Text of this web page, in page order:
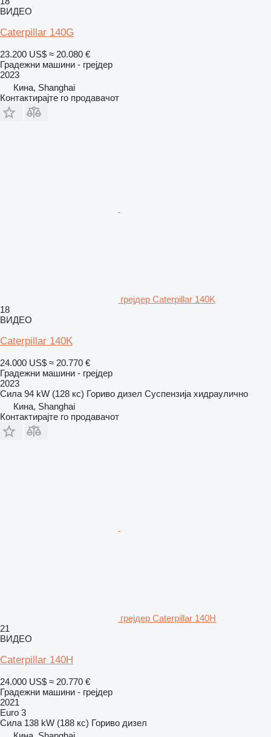
ВИДЕО
Caterpillar 140G
23.200 US$ ≈ 20.080 €
Градежни машини - грејдер
2023
Кина, Shanghai
Контактирајте го продавачот
грејдер Caterpillar 140K
18
ВИДЕО
Caterpillar 140K
24.000 US$ ≈ 20.770 €
Градежни машини - грејдер
2023
Сила 94 kW (128 кс) Гориво дизел Суспензија хидраулично
Кина, Shanghai
Контактирајте го продавачот
грејдер Caterpillar 140H
21
ВИДЕО
Caterpillar 140H
24.000 US$ ≈ 20.770 €
Градежни машини - грејдер
2021
Euro 3
Сила 138 kW (188 кс) Гориво дизел